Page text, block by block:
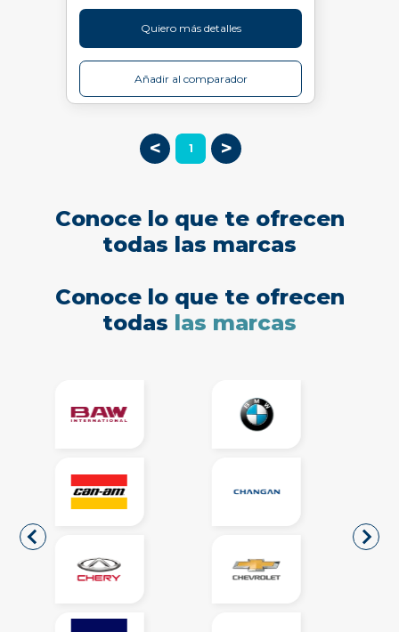
Quiero más detalles
Añadir al comparador
< 1 >
Conoce lo que te ofrecen
todas las marcas
Conoce lo que te ofrecen
todas las marcas